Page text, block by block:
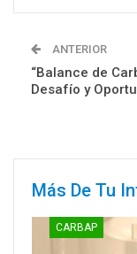
ANTERIOR
“Balance de
Desafío y
Más De Tu
CARBAP